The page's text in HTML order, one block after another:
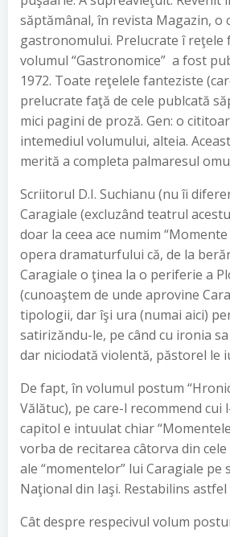
săptămânal, în revista Magazin, o
gastronomului. Prelucrate î reţele
volumul “Gastronomice” a fost
1972. Toate reţelele fanteziste
prelucrate faţă de cele publcată
mici pagini de proză. Gen: o
intemediul volumului, alteia.
merită a completa palmaresul
Scriitorul D.I. Suchianu (nu îi
Caragiale (excluzând teatrul
doar la ceea ace numim
opera dramaturfului că, de la
Caragiale o ţinea la o periferie a
(cunoaştem de unde aprovine
tipologii, dar îşi ura (numai aici)
satirizăndu-le, pe când cu ironia
dar niciodată violentă, păstorel le
De fapt, în volumul postum
Vălătuc), pe care-l recommend cui
capitol e intuulat chiar “Momentele
vorba de recitarea câtorva din
ale “momentelor” lui Caragiale pe
Naţional din Iaşi. Restabilins astfel
Cât despre respecivul volum